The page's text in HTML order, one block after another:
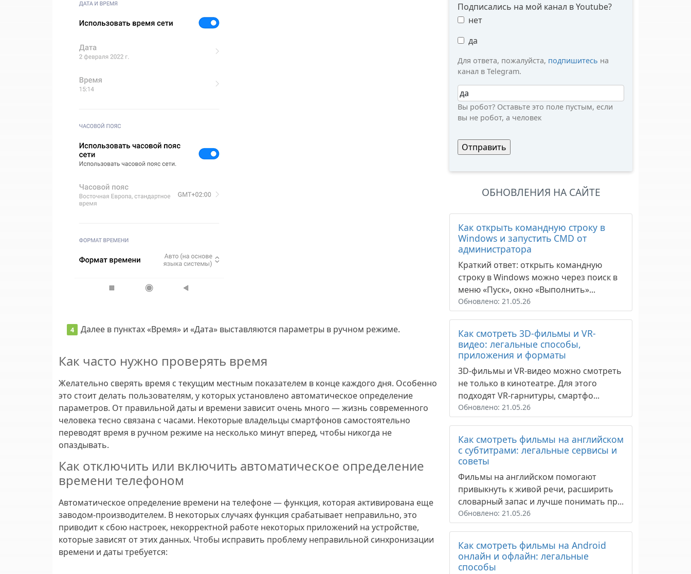
Далее в пунктах «Время» и «Дата» выставляются параметры в ручном режиме.
Как часто нужно проверять время
Желательно сверять время с текущим местным показателем в конце каждого дня. Особенно
это стоит делать пользователям, у которых установлено автоматическое определение
параметров. От правильной даты и времени зависит очень много — жизнь современного
человека тесно связана с часами. Некоторые владельцы смартфонов самостоятельно
переводят время в ручном режиме на несколько минут вперед, чтобы никогда не
опаздывать.
Как отключить или включить автоматическое определение
времени телефоном
Автоматическое определение времени на телефоне — функция, которая активирована еще
заводом-производителем. В некоторых случаях функция срабатывает неправильно, это
приводит к сбою настроек, некорректной работе некоторых приложений на устройстве,
которые зависят от этих данных. Чтобы исправить проблему неправильной синхронизации
времени и даты требуется:
Подписались на мой канал в Youtube?
нет
да
Для ответа, пожалуйста, подпишитесь на
канал в Telegram.
Вы робот?
Вы робот? Оставьте это поле пустым, если
вы не робот, а человек
ОБНОВЛЕНИЯ НА САЙТЕ
Как открыть командную строку в
Windows и запустить CMD от
администратора
Краткий ответ: открыть командную
строку в Windows можно через поиск в
меню «Пуск», окно «Выполнить»...
Обновлено: 21.05.26
Как смотреть 3D-фильмы и VR-
видео: легальные способы,
приложения и форматы
3D-фильмы и VR-видео можно смотреть
не только в кинотеатре. Для этого
подходят VR-гарнитуры, смартфо...
Обновлено: 21.05.26
Как смотреть фильмы на английском
с субтитрами: легальные сервисы и
советы
Фильмы на английском помогают
привыкнуть к живой речи, расширить
словарный запас и лучше понимать пр...
Обновлено: 21.05.26
Как смотреть фильмы на Android
онлайн и офлайн: легальные
способы